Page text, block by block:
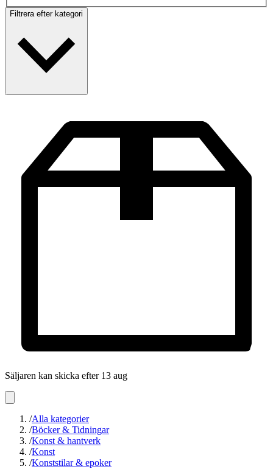
Filtrera efter kategori
Säljaren kan skicka efter 13 aug
/Alla kategorier
/Böcker & Tidningar
/Konst & hantverk
/Konst
/Konststilar & epoker